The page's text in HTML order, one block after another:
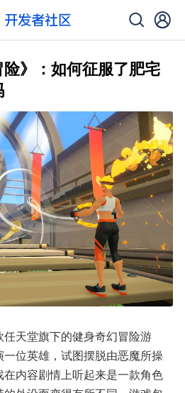
》：如何征服了肥宅
任天堂旗下的健身奇幻冒险游
位英雄，试图摆脱由恶魔所操
内容剧情上听起来是一款角色